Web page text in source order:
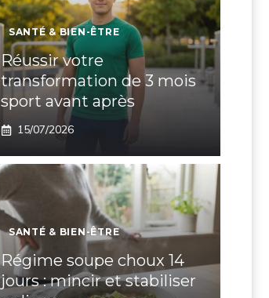
SANTÉ & BIEN-ÊTRE
Réussir votre
transformation de 3 mois
sport avant après
15/07/2026
SANTÉ & BIEN-ÊTRE
Régime soupe choux 14
jours : mincir et stabiliser